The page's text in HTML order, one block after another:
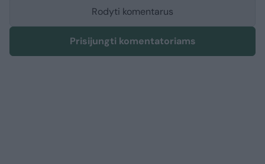
Rodyti komentarus
Prisijungti komentatoriams